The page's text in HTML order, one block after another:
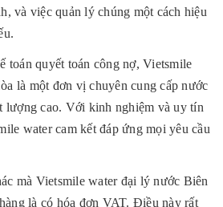
và việc quản lý chúng một cách hiệu
toán quyết toán công nợ, Vietsmile
là một đơn vị chuyên cung cấp nước
lượng cao. Với kinh nghiệm và uy tín
water cam kết đáp ứng mọi yêu cầu
mà Vietsmile water đại lý nước Biên
là có hóa đơn VAT. Điều này rất